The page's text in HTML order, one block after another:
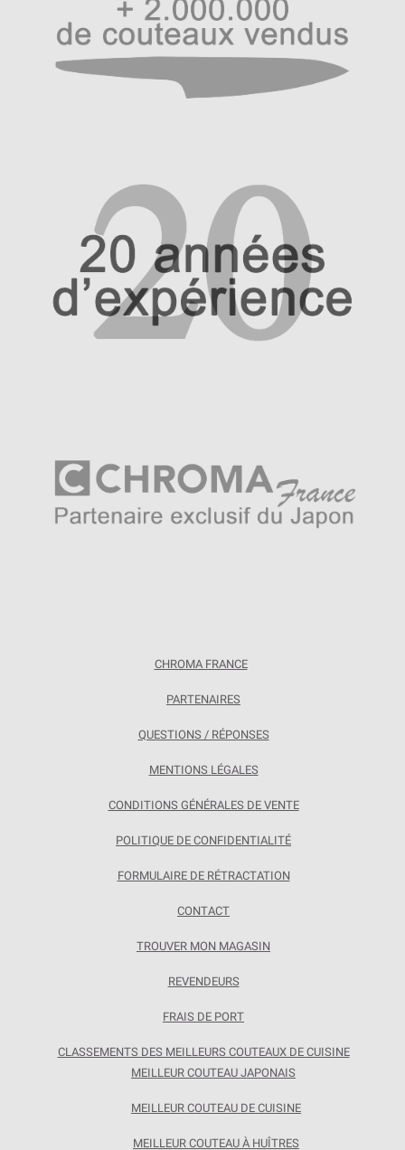
CHROMA FRANCE
PARTENAIRES
QUESTIONS / RÉPONSES
MENTIONS LÉGALES
CONDITIONS GÉNÉRALES DE VENTE
POLITIQUE DE CONFIDENTIALITÉ
FORMULAIRE DE RÉTRACTATION
CONTACT
TROUVER MON MAGASIN
REVENDEURS
FRAIS DE PORT
CLASSEMENTS DES MEILLEURS COUTEAUX DE CUISINE
MEILLEUR COUTEAU JAPONAIS
MEILLEUR COUTEAU DE CUISINE
MEILLEUR COUTEAU À HUÎTRES